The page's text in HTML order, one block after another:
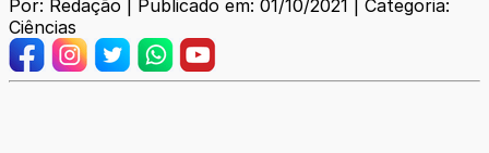
Por: Redação | Publicado em: 01/10/2021 | Categoria:
Ciências